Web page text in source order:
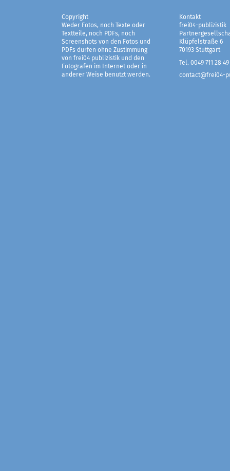
Copyright
Weder Fotos, noch Texte oder
Textteile, noch PDFs, noch
Screenshots von den Fotos und
PDFs dürfen ohne Zustimmung
von frei04 publizistik und den
Fotografen im Internet oder in
anderer Weise benutzt werden.
Kontakt
frei04-publizistik
Klüpfelstraße 6
70193 Stuttgart
Tel. 0049 711 28 49
contact@frei04-